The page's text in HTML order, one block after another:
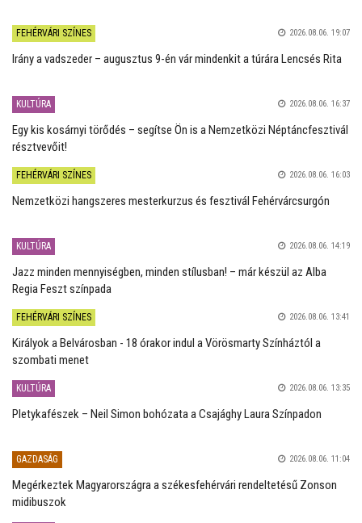
FEHÉRVÁRI SZÍNES 2026.08.06. 19:07
Irány a vadszeder – augusztus 9-én vár mindenkit a túrára Lencsés Rita
KULTÚRA 2026.08.06. 16:37
Egy kis kosárnyi törődés – segítse Ön is a Nemzetközi Néptáncfesztivál
résztvevőit!
FEHÉRVÁRI SZÍNES 2026.08.06. 16:03
Nemzetközi hangszeres mesterkurzus és fesztivál Fehérvárcsurgón
KULTÚRA 2026.08.06. 14:19
Jazz minden mennyiségben, minden stílusban! – már készül az Alba
Regia Feszt színpada
FEHÉRVÁRI SZÍNES 2026.08.06. 13:41
Királyok a Belvárosban - 18 órakor indul a Vörösmarty Színháztól a
szombati menet
KULTÚRA 2026.08.06. 13:35
Pletykafészek – Neil Simon bohózata a Csajághy Laura Színpadon
GAZDASÁG 2026.08.06. 11:04
Megérkeztek Magyarországra a székesfehérvári rendeltetésű Zonson
midibuszok